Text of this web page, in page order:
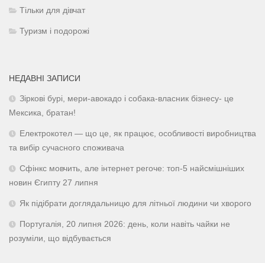
Тільки для дівчат
Туризм і подорожі
НЕДАВНІ ЗАПИСИ
Зіркові бурі, мери-авокадо і собака-власник бізнесу- це
Мексика, братан!
Електрокотел — що це, як працює, особливості виробництва
та вибір сучасного споживача
Сфінкс мовчить, але інтернет регоче: топ-5 найсмішніших
новин Єгипту 27 липня
Як підібрати доглядальницю для літньої людини чи хворого
Португалія, 20 липня 2026: день, коли навіть чайки не
розуміли, що відбувається